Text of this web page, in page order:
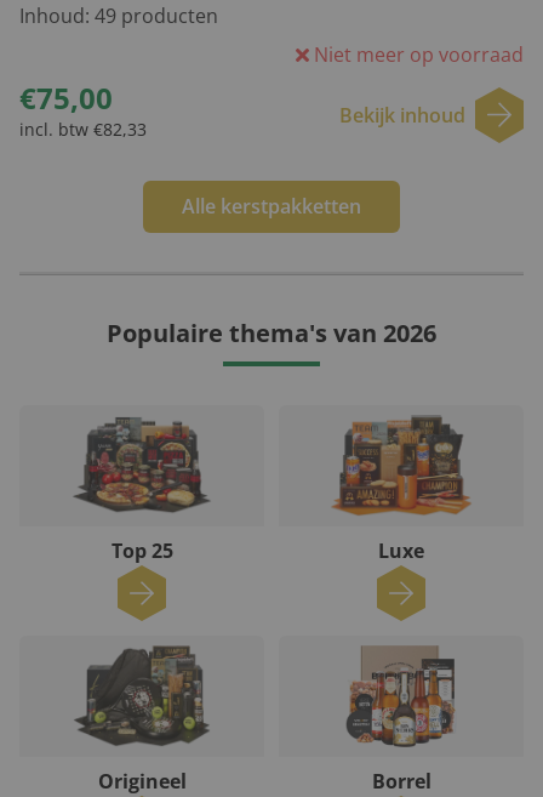
Inhoud: 49 producten
Niet meer op voorraad
€75,00
incl. btw €82,33
Bekijk inhoud
Alle kerstpakketten
Populaire thema's van 2026
Top 25 Luxe
Origineel Borrel